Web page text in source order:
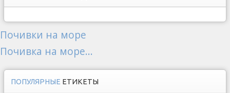
Почивки на море
Почивка на море...
ПОПУЛЯРНЫЕ ЕТИКЕТЫ